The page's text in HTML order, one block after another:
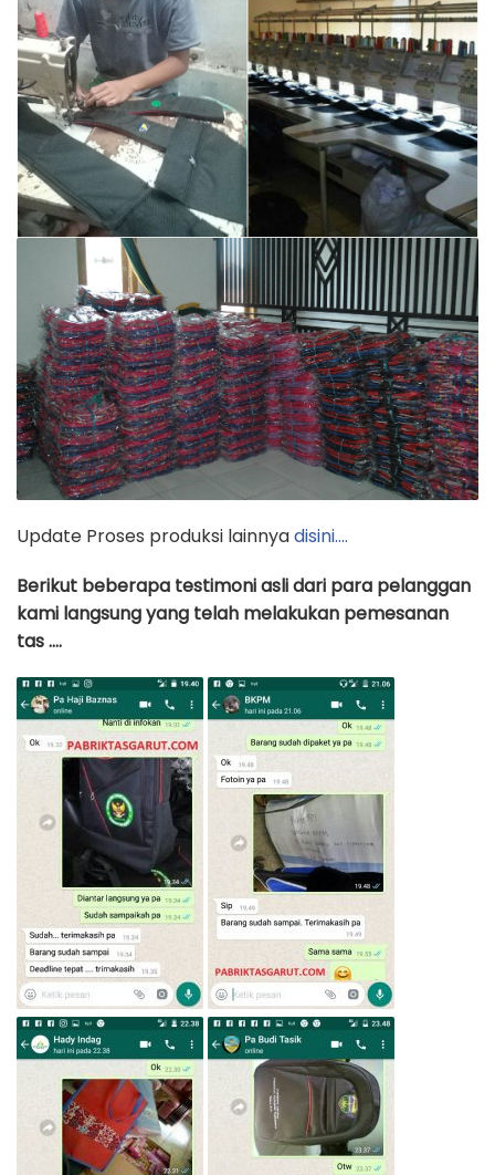
Update Proses produksi lainnyadisini….
Berikut beberapa testimoni asli dari para pelanggan
kami langsung yang telah melakukan pemesanan
tas ….